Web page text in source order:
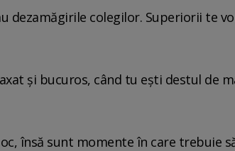
dezamăgirile colegilor. Superiorii te
și bucuros, când tu ești destul de
însă sunt momente în care trebuie